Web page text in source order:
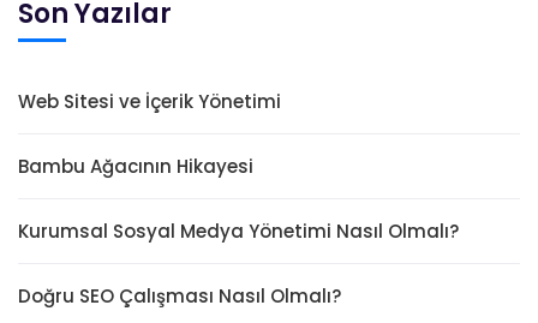
Son Yazılar
Web Sitesi ve İçerik Yönetimi
Bambu Ağacının Hikayesi
Kurumsal Sosyal Medya Yönetimi Nasıl Olmalı?
Doğru SEO Çalışması Nasıl Olmalı?